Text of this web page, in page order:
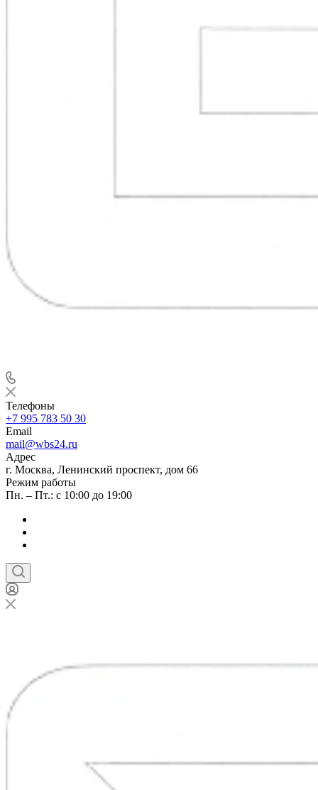
Телефоны
+7 995 783 50 30
Email
mail@wbs24.ru
Адрес
г. Москва, Ленинский проспект, дом 66
Режим работы
Пн. – Пт.: с 10:00 до 19:00